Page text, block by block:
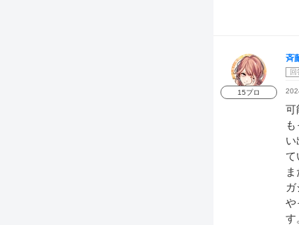
15プロ
斉
回
可
い
て
や
す